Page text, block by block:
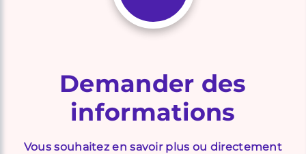
Demander des
informations
Vous souhaitez en savoir plus ou directement